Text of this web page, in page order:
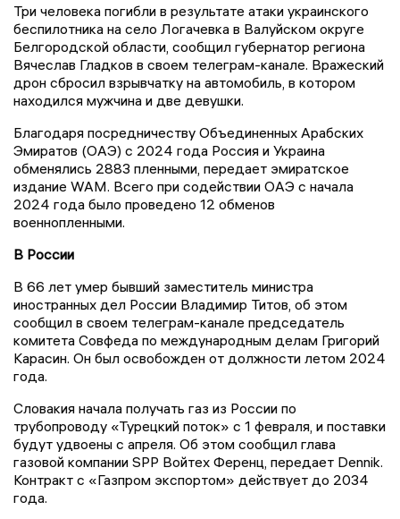
Три человека погибли в результате атаки украинского
беспилотника на село Логачевка в Валуйском округе
Белгородской области, сообщил губернатор региона
Вячеслав Гладков в своем телеграм-канале. Вражеский
дрон сбросил взрывчатку на автомобиль, в котором
находился мужчина и две девушки.
Благодаря посредничеству Объединенных Арабских
Эмиратов (ОАЭ) с 2024 года Россия и Украина
обменялись 2883 пленными, передает эмиратское
издание WAM. Всего при содействии ОАЭ с начала
2024 года было проведено 12 обменов
военнопленными.
В России
В 66 лет умер бывший заместитель министра
иностранных дел России Владимир Титов, об этом
сообщил в своем телеграм-канале председатель
комитета Совфеда по международным делам Григорий
Карасин. Он был освобожден от должности летом 2024
года.
Словакия начала получать газ из России по
трубопроводу «Турецкий поток» с 1 февраля, и поставки
будут удвоены с апреля. Об этом сообщил глава
газовой компании SPP Войтех Ференц, передает Dennik.
Контракт с «Газпром экспортом» действует до 2034
года.